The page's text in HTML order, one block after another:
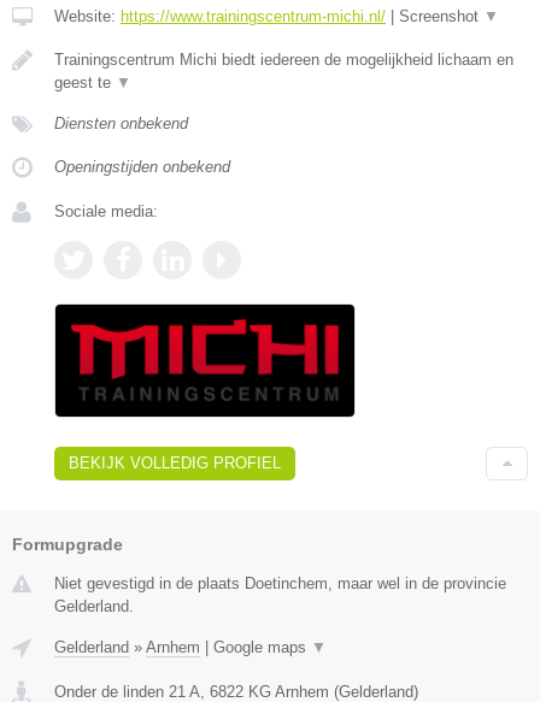
Website: https://www.trainingscentrum-michi.nl/ | Screenshot ▼
Trainingscentrum Michi biedt iedereen de mogelijkheid lichaam en
geest te ▼
Diensten onbekend
Openingstijden onbekend
Sociale media:
BEKIJK VOLLEDIG PROFIEL
Formupgrade
Niet gevestigd in de plaats Doetinchem, maar wel in de provincie
Gelderland.
Gelderland » Arnhem Google maps ▼
Onder de linden 21 A 6822 KG Arnhem (Gelderland)